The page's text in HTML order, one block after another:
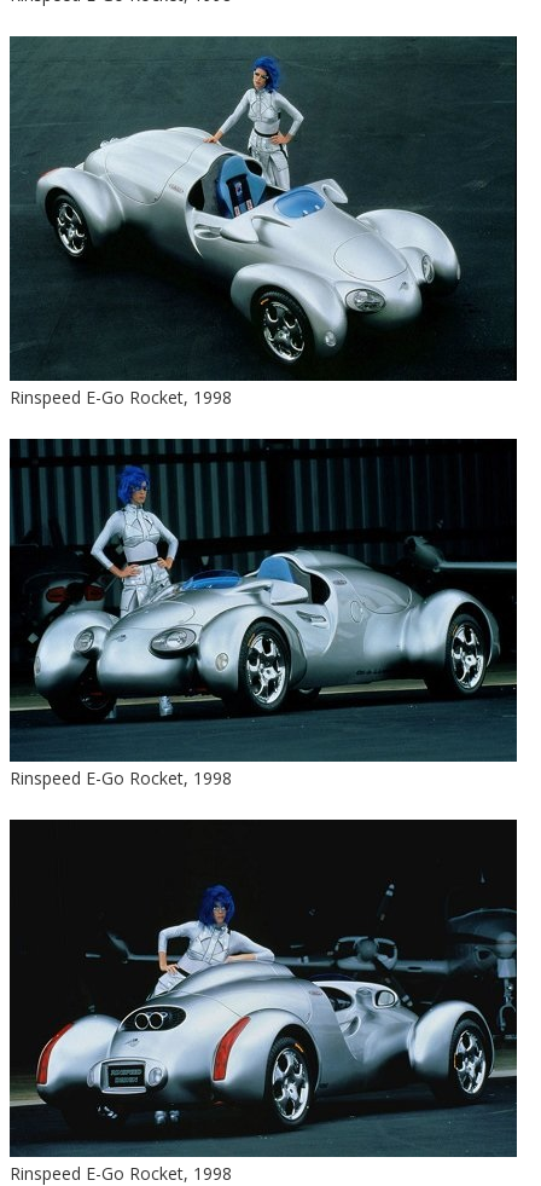
Rinspeed E-Go Rocket, 1998
Rinspeed E-Go Rocket, 1998
Rinspeed E-Go Rocket, 1998